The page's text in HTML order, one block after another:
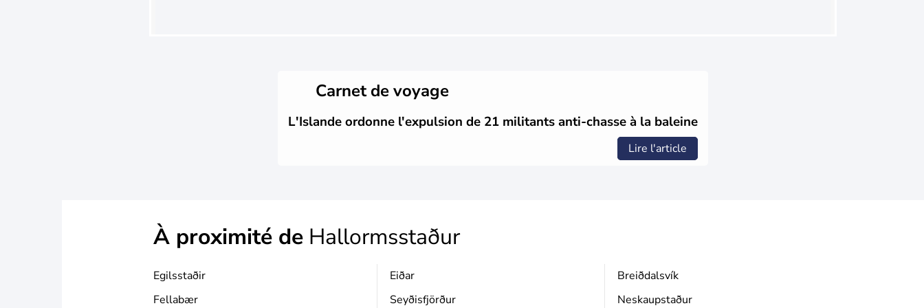
Carnet de voyage
L'Islande ordonne l'expulsion de 21 militants anti-chasse à la baleine
Lire l'article
À proximité de Hallormsstaður
Egilsstaðir
Fellabær
Eiðar
Seyðisfjörður
Breiðdalsvík
Neskaupstaður